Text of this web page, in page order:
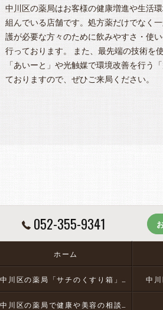
中川区の薬局はお客様の健康増進や生活
組んでいる店舗です。処方薬だけでなく
護が必要な方々のために飲みやすさ・使
行っております。 また、最先端の技術を
「あいーと」や光触媒で環境改善を行う
ておりますので、ぜひご来局ください。
052-355-9341
ホーム
中